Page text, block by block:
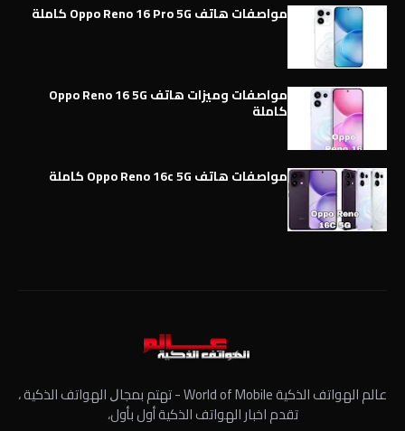
مواصفات هاتف Oppo Reno 16 Pro 5G كاملة
مواصفات وميزات هاتف Oppo Reno 16 5G
كاملة
مواصفات هاتف Oppo Reno 16c 5G كاملة
عالم الهواتف الذكية World of Mobile - ﺗﻬﺘﻢ ﺑﻤﺠﺎﻝ الهواتف الذكية ،
تقدم اخبار الهواتف الذكية أول بأول،